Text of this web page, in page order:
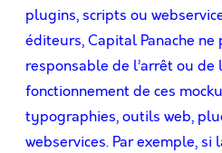
plugins, scripts ou
éditeurs, Capital Panache
responsable de l’arrêt ou
fonctionnement de ces
typographies, outils web,
webservices. Par exemple, si